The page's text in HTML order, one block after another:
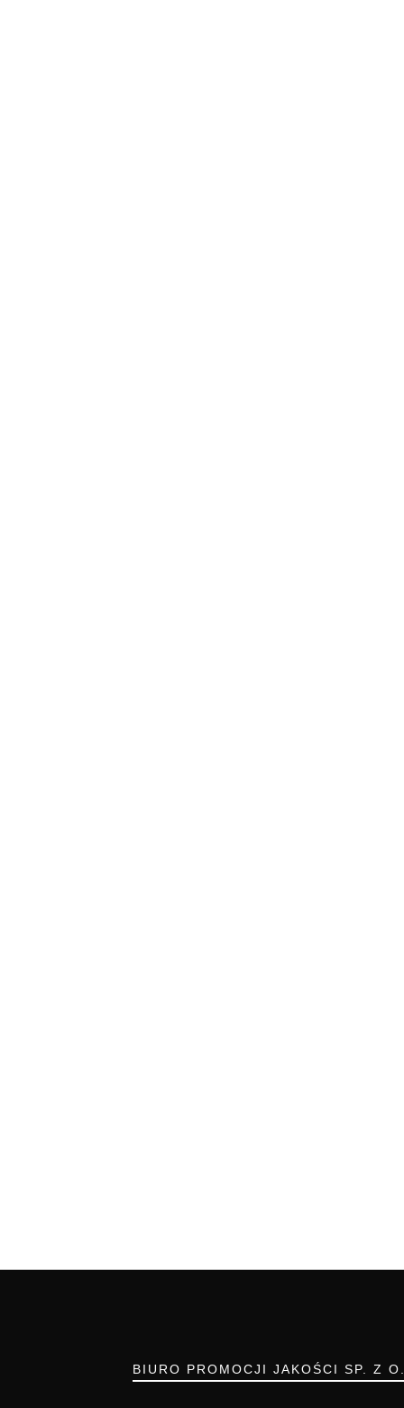
BIURO PROMOCJI JAKOŚCI SP. Z